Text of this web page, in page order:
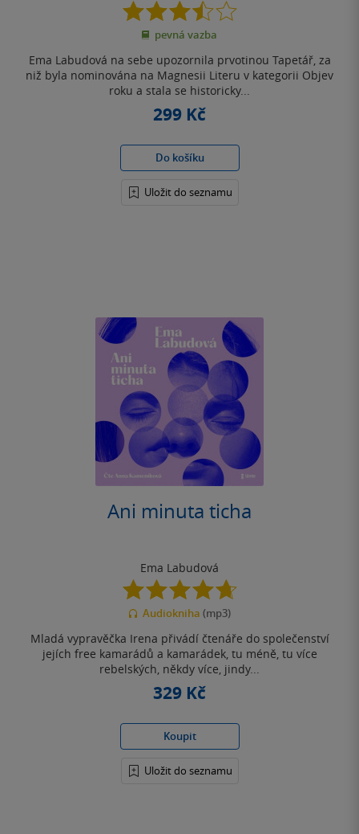
3.5
z
5
pevná vazba
Ema Labudová na sebe upozornila prvotinou Tapetář, za
niž byla nominována na Magnesii Literu v kategorii Objev
roku a stala se historicky...
299 Kč
Do košíku
Uložit do seznamu
Ani minuta ticha
Ema Labudová
4.7
z
5
Audiokniha (mp3)
Mladá vypravěčka Irena přivádí čtenáře do společenství
jejích free kamarádů a kamarádek, tu méně, tu více
rebelských, někdy více, jindy...
329 Kč
Koupit
Uložit do seznamu